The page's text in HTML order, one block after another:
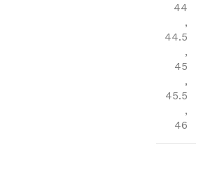
44
,
44.5
,
45
,
45.5
,
46